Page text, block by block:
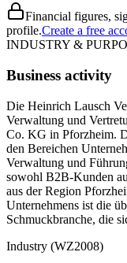
Financial figures,
profile.Create a free
INDUSTRY &
Business activity
Die Heinrich Lausch
Verwaltung und
Co. KG in Pforzheim.
den Bereichen
Verwaltung und
sowohl B2B-Kunden
aus der Region
Unternehmens ist die
Schmuckbranche, die
Industry (WZ2008)